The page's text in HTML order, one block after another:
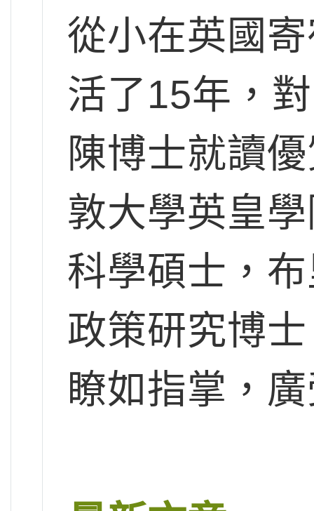
從小在英國
活了15年，
陳博士就讀
敦大學英皇
科學碩士，
政策研究博
瞭如指掌，